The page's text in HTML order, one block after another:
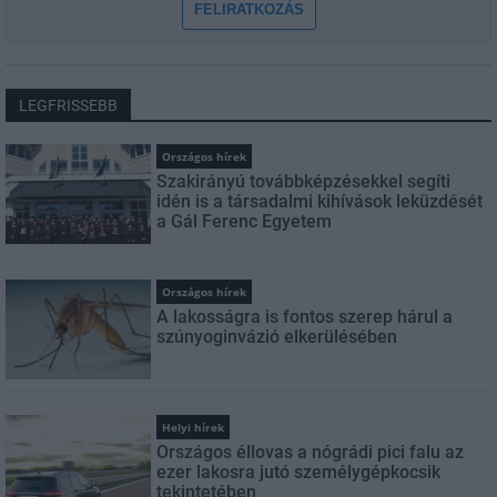
FELIRATKOZÁS
LEGFRISSEBB
Országos hírek
Szakirányú továbbképzésekkel segíti
idén is a társadalmi kihívások leküzdését
a Gál Ferenc Egyetem
Országos hírek
A lakosságra is fontos szerep hárul a
szúnyoginvázió elkerülésében
Helyi hírek
Országos éllovas a nógrádi pici falu az
ezer lakosra jutó személygépkocsik
tekintetében